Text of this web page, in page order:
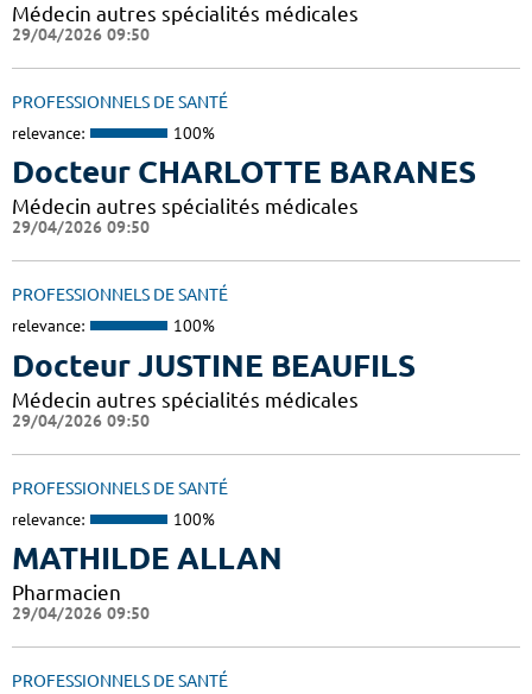
Médecin autres spécialités médicales
29/04/2026 09:50
PROFESSIONNELS DE SANTÉ
relevance: 100%
Docteur CHARLOTTE BARANES
Médecin autres spécialités médicales
29/04/2026 09:50
PROFESSIONNELS DE SANTÉ
relevance: 100%
Docteur JUSTINE BEAUFILS
Médecin autres spécialités médicales
29/04/2026 09:50
PROFESSIONNELS DE SANTÉ
relevance: 100%
MATHILDE ALLAN
Pharmacien
29/04/2026 09:50
PROFESSIONNELS DE SANTÉ